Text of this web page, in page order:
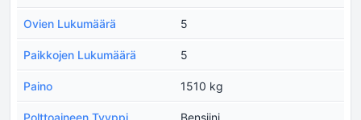
Ovien Lukumäärä 5
Paikkojen Lukumäärä 5
Paino 1510 kg
Polttoaineen Tyyppi Bensiini